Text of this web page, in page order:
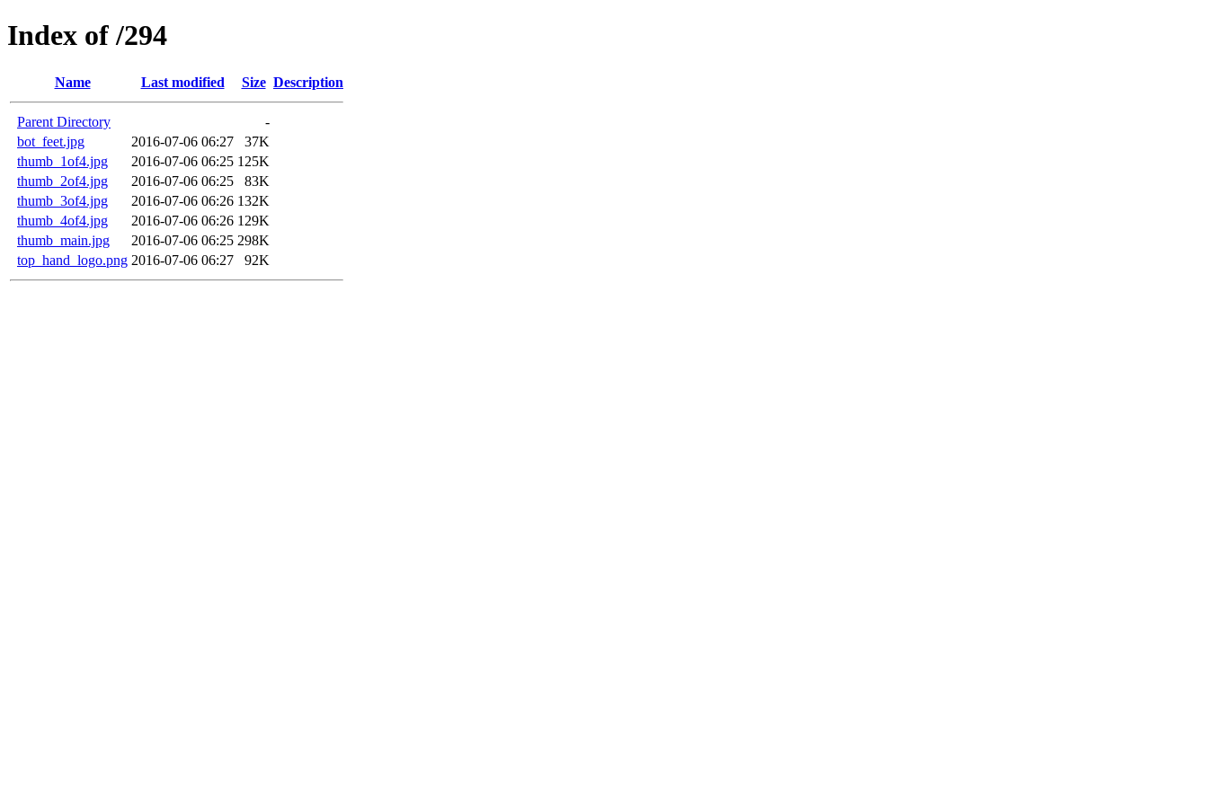
Index of /294
Name Last modified Size Description
Parent Directory
-
bot_feet.jpg
2016-07-06 06:27
37K
thumb_1of4.jpg
2016-07-06 06:25 125K
thumb_2of4.jpg
2016-07-06 06:25
83K
thumb_3of4.jpg
2016-07-06 06:26 132K
thumb_4of4.jpg
2016-07-06 06:26 129K
thumb_main.jpg
2016-07-06 06:25 298K
top_hand_logo.png 2016-07-06 06:27 92K